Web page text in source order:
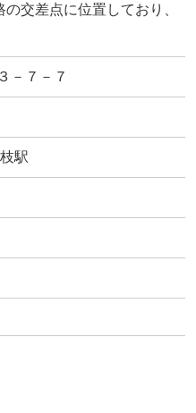
交差点に位置しており、
－７－７
駅